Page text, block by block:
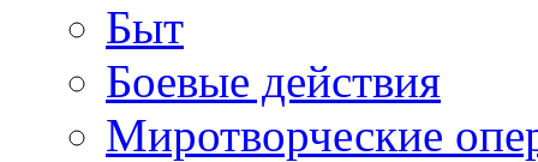
Быт
Боевые действия
Миротворческие